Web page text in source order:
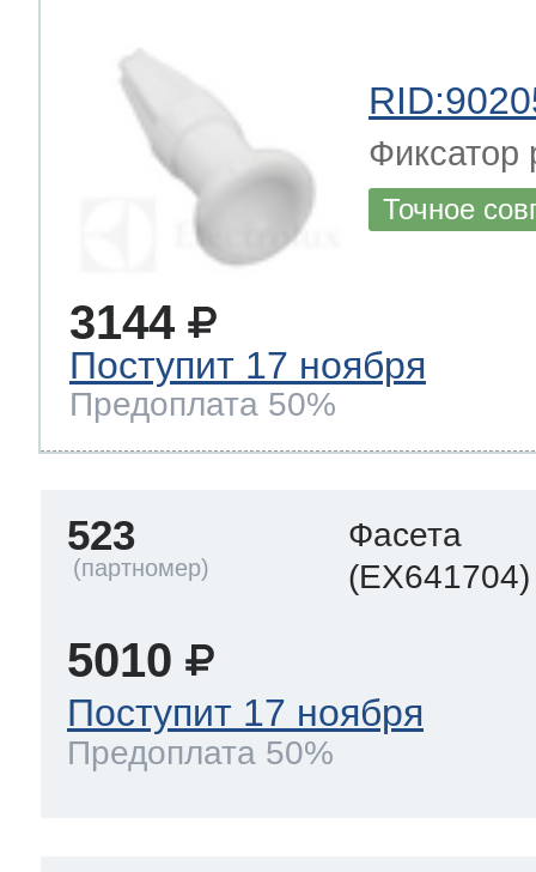
Фиксатор
Точное
3144
Поступит 17 ноября
Предоплата 50%
523
Фасета
(EX641704)
5010
Поступит 17 ноября
Предоплата 50%